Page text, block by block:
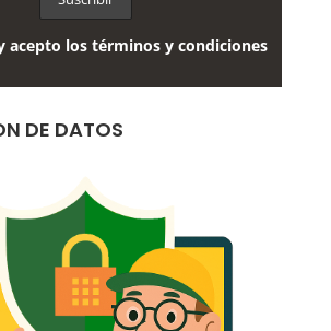
acepto los términos y condiciones
DE DATOS